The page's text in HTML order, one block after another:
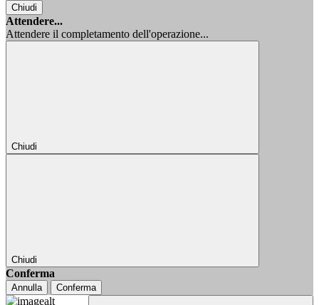
Chiudi
Attendere...
Attendere il completamento dell'operazione...
Chiudi
Chiudi
Conferma
Annulla Conferma